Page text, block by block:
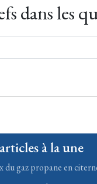
dans les
à la une
du gaz propane en